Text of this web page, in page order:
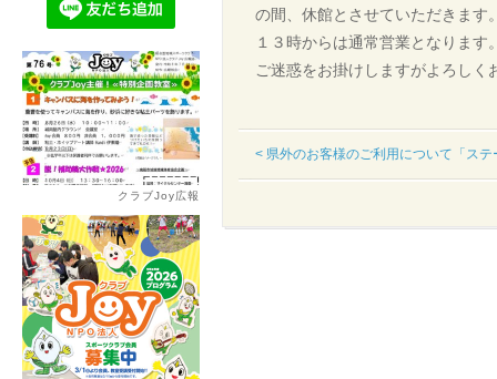
の間、休館とさせていただきます
１３時からは通常営業となります
ご迷惑をお掛けしますがよろしく
< 県外のお客様のご利用について「ステ
クラブJoy広報